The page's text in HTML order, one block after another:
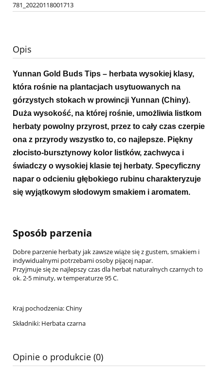
781_20220118001713
Opis
Yunnan Gold Buds Tips – herbata wysokiej klasy,
która rośnie na plantacjach usytuowanych na
górzystych stokach w prowincji Yunnan (Chiny).
Duża wysokość, na której rośnie, umożliwia listkom
herbaty powolny przyrost, przez to cały czas czerpie
ona z przyrody wszystko to, co najlepsze. Piękny
złocisto-bursztynowy kolor listków, zachwyca i
świadczy o wysokiej klasie tej herbaty. Specyficzny
napar o odcieniu głębokiego rubinu charakteryzuje
się wyjątkowym słodowym smakiem i aromatem.
Sposób parzenia
Dobre parzenie herbaty jak zawsze wiąże się z gustem, smakiem i
indywidualnymi potrzebami osoby pijącej napar.
Przyjmuje się że najlepszy czas dla herbat naturalnych czarnych to
ok. 2-5 minuty, w temperaturze 95 C.
Kraj pochodzenia: Chiny
Składniki: Herbata czarna
Opinie o produkcie (0)